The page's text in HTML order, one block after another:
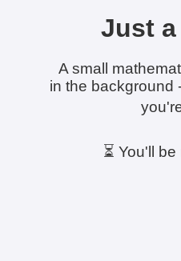
Just a
A small
in the background
⏳ You'll